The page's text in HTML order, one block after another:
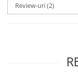
Review-uri(2)